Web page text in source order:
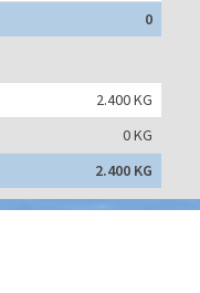
0
2.400 KG
0 KG
2.400 KG